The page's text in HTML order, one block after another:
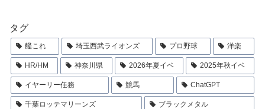
タグ
艦これ 埼玉西武ライオンズ プロ野球 洋楽
HR/HM 神奈川県 2026年夏イベ 2025年秋イベ
イヤーリー任務 競馬 ChatGPT
千葉ロッテマリーンズ ブラックメタル